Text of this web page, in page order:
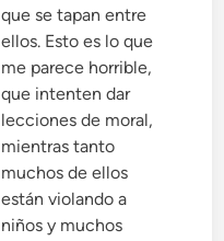
que se tapan entre
ellos. Esto es lo que
me parece horrible,
que intenten dar
lecciones de moral,
mientras tanto
muchos de ellos
están violando a
niños y muchos